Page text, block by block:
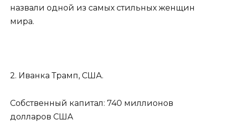
назвали одной из самых стильных женщин
мира.
2. Иванка Трамп, США.
Собственный капитал: 740 миллионов
долларов США